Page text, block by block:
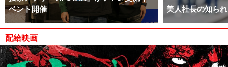
ベント開催
美人社長の知ら
配給映画